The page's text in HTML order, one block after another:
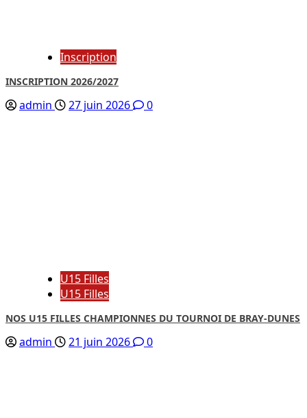
Inscription
INSCRIPTION 2026/2027
admin 27 juin 2026 0
U15 Filles
U15 Filles
NOS U15 FILLES CHAMPIONNES DU TOURNOI DE BRAY-DUNES
admin 21 juin 2026 0